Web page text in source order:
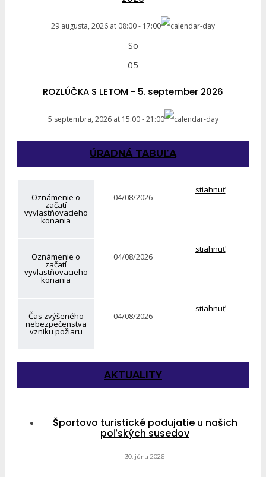
29 augusta, 2026 at 08:00- 17:00
So
05
ROZLÚČKA S LETOM - 5. september 2026
5 septembra, 2026 at 15:00-21:00
ÚRADNÁ TABUĽA
Oznámenie o
začatí
vyvlastňovacieho
konania
04/08/2026
stiahnuť
Oznámenie o
začatí
vyvlastňovacieho
konania
04/08/2026
stiahnuť
Čas zvýšeného
nebezpečenstva
vzniku požiaru
04/08/2026
stiahnuť
AKTUALITY
Športovo turistické podujatie u našich
poľských susedov
30. júna 2026